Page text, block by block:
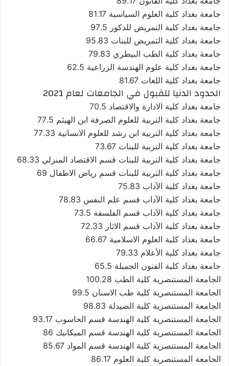
جامعة بغداد كلية العلوم السياسية 81.17
جامعة بغداد كلية التمريض للذكور 97.5
جامعة بغداد كلية التمريض للبنات 95.83
جامعة بغداد كلية الطب البيطري 79.83
جامعة بغداد كلية علوم الهندسة الزراعية 62.5
جامعة بغداد كلية اللغات 81.67
الحدود الدنيا للقبول في الجامعات لعام 2021
جامعة بغداد كلية الادارة والاقتصاد 70.5
جامعة بغداد كلية التربية للعلوم الصرفة ابن الهيثم 77.5
جامعة بغداد كلية التربية ابن رشد للعلوم الانسانية 77.33
جامعة بغداد كلية التربية للبنات 73.67
جامعة بغداد كلية التربية للبنات قسم الاقتصاد المنزلي 68.33
جامعة بغداد كلية التربية للبنات قسم رياض الاطفال 69
جامعة بغداد كلية الآداب 75.83
جامعة بغداد كلية الآداب قسم علم النفس 78.83
جامعة بغداد كلية الآداب قسم الفلسفة 73.5
جامعة بغداد كلية الآداب قسم الاثار 72.33
جامعة بغداد كلية العلوم الاسلامية 66.67
جامعة بغداد كلية الأعلام 79.33
جامعة بغداد كلية الفنون الجميلة 65.5
الجامعة المستنصرية كلية الطب 100.28
الجامعة المستنصرية كلية طب الاسنان 99.5
الجامعة المستنصرية كلية الصيدلة 98.83
الجامعة المستنصرية كلية الهندسة قسم الحاسوب 93.17
الجامعة المستنصرية كلية الهندسة قسم الميكانيك 86
الجامعة المستنصرية كلية الهندسة قسم المواد 85.67
الجامعة المستنصرية كلية العلوم 86.17